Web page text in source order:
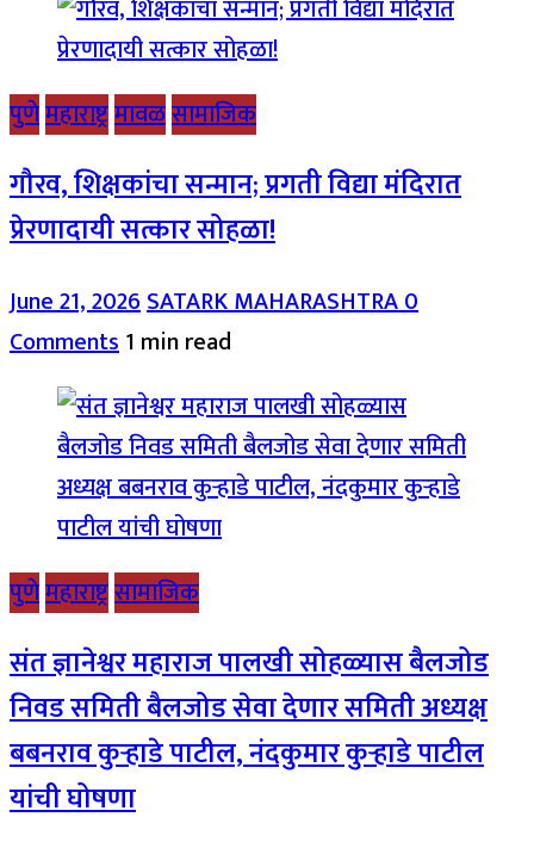
पुणेमहाराष्ट्रमावळसामाजिक
गौरव, शिक्षकांचा सन्मान; प्रगती विद्या मंदिरात
प्रेरणादायी सत्कार सोहळा!
June 21, 2026SATARK MAHARASHTRA0
Comments1 min read
पुणेमहाराष्ट्रसामाजिक
संत ज्ञानेश्वर महाराज पालखी सोहळ्यास बैलजोड
निवड समिती बैलजोड सेवा देणार समिती अध्यक्ष
बबनराव कुऱ्हाडे पाटील, नंदकुमार कुऱ्हाडे पाटील
यांची घोषणा